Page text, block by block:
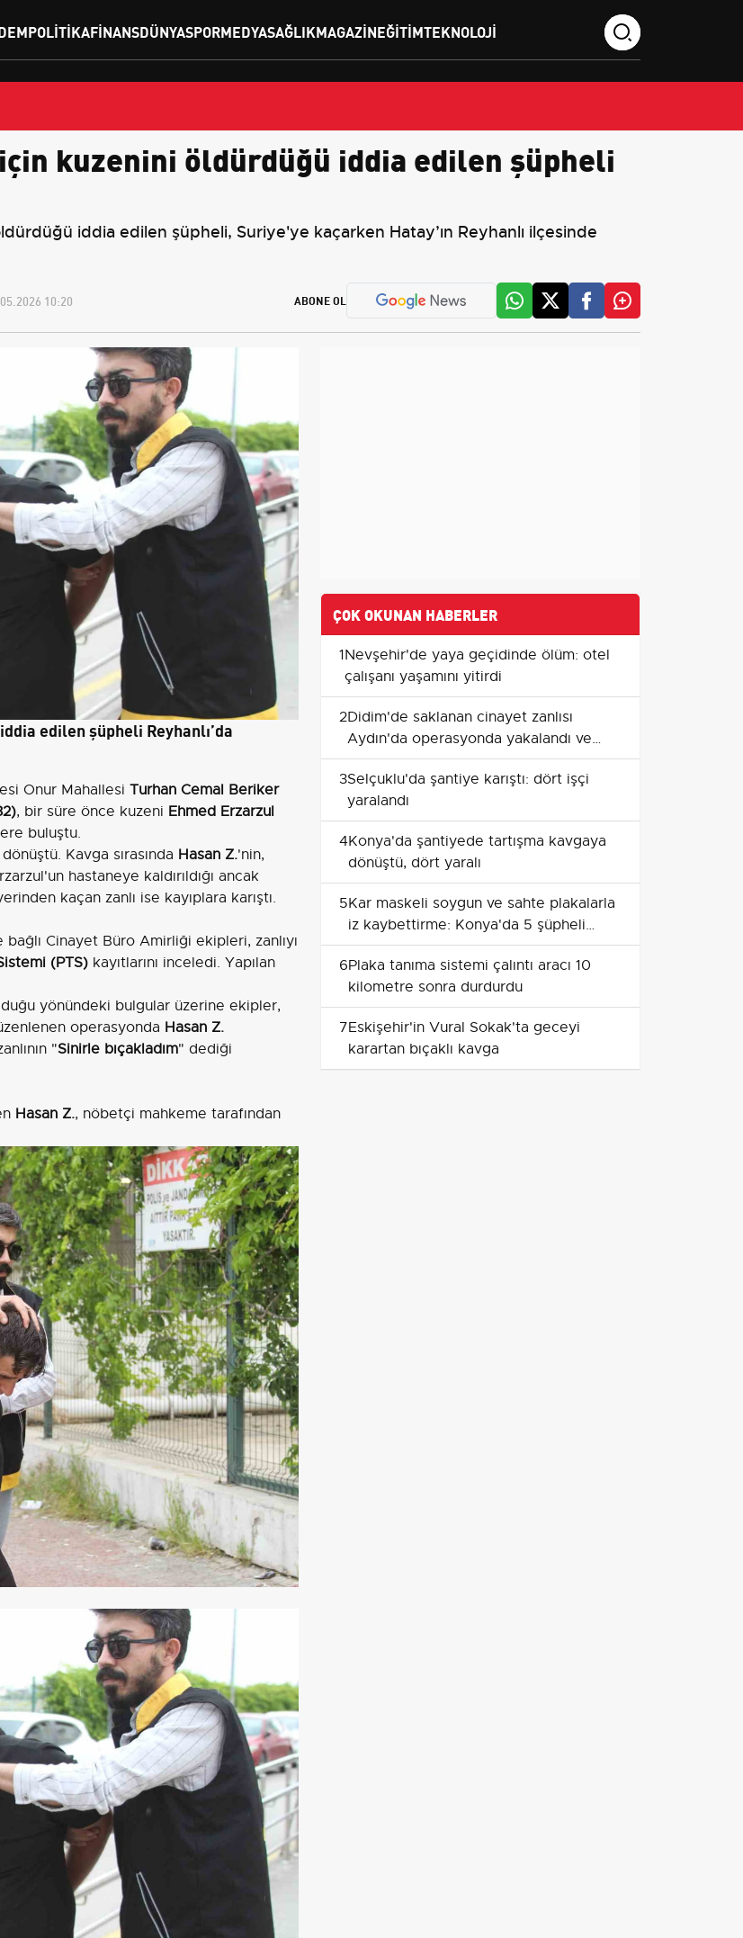
POLITIKAFINANSDÜNYASPORMEDYASAĞLIKMAGAZINEĞITIMTEKNOLOJI
için kuzenini öldürdüğü iddia edilen şüpheli
iddia edilen şüpheli, Suriye'ye kaçarken Hatay’ın Reyhanlı ilçesinde
10:20 ABONE OL
edilen şüpheli Reyhanlı’da
Onur Mahallesi Turhan Cemal Beriker
, bir süre önce kuzeni Ehmed Erzarzul
buluştu.
Kavga sırasında Hasan Z.'nin,
hastaneye kaldırıldığı ancak
kaçan zanlı ise kayıplara karıştı.
Cinayet Büro Amirliği ekipleri, zanlıyı
(PTS) kayıtlarını inceledi. Yapılan
yönündeki bulgular üzerine ekipler,
operasyonda Hasan Z.
"Sinirle bıçakladım" dediği
Hasan Z., nöbetçi mahkeme tarafından
ÇOK OKUNAN HABERLER
1Nevşehir'de yaya geçidinde ölüm: otel
çalışanı yaşamını yitirdi
2Didim'de saklanan cinayet zanlısı
Aydın'da operasyonda yakalandı ve
tutuklandı
3Selçuklu'da şantiye karıştı: dört işçi
yaralandı
4Konya'da şantiyede tartışma kavgaya
dönüştü, dört yaralı
5Kar maskeli soygun ve sahte plakalarla
iz kaybettirme: Konya'da 5 şüpheli
gözaltında
6Plaka tanıma sistemi çalıntı aracı 10
kilometre sonra durdurdu
7Eskişehir'in Vural Sokak'ta geceyi
karartan bıçaklı kavga